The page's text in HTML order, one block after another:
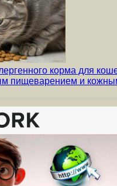
корма для
пищеварением и